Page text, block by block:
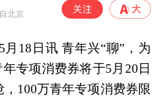
北京
月18日讯 青年兴“聊”，为
专项消费券将于5月20日
，100万青年专项消费券限